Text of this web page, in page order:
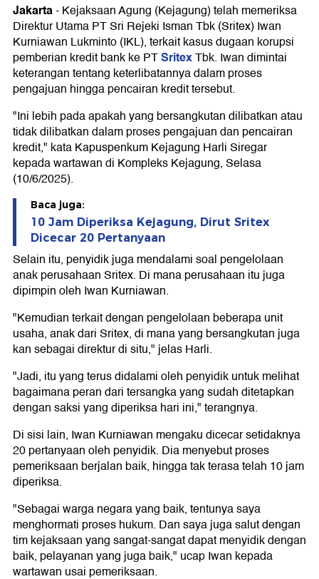
Jakarta-Kejaksaan Agung (Kejagung) telah memeriksa
Direktur Utama PT Sri Rejeki Isman Tbk (Sritex) Iwan
Kurniawan Lukminto (IKL), terkait kasus dugaan korupsi
pemberian kredit bank ke PTSritexTbk. Iwan dimintai
keterangan tentang keterlibatannya dalam proses
pengajuan hingga pencairan kredit tersebut.
"Ini lebih pada apakah yang bersangkutan dilibatkan atau
tidak dilibatkan dalam proses pengajuan dan pencairan
kredit," kata Kapuspenkum Kejagung Harli Siregar
kepada wartawan di Kompleks Kejagung, Selasa
(10/6/2025).
Baca juga:
10 Jam Diperiksa Kejagung, Dirut Sritex
Dicecar 20 Pertanyaan
Selain itu, penyidik juga mendalami soal pengelolaan
anak perusahaan Sritex. Di mana perusahaan itu juga
dipimpin oleh Iwan Kurniawan.
"Kemudian terkait dengan pengelolaan beberapa unit
usaha, anak dari Sritex, di mana yang bersangkutan juga
kan sebagai direktur di situ," jelas Harli.
"Jadi, itu yang terus didalami oleh penyidik untuk melihat
bagaimana peran dari tersangka yang sudah ditetapkan
dengan saksi yang diperiksa hari ini," terangnya.
Di sisi lain, Iwan Kurniawan mengaku dicecar setidaknya
20 pertanyaan oleh penyidik. Dia menyebut proses
pemeriksaan berjalan baik, hingga tak terasa telah 10 jam
diperiksa.
"Sebagai warga negara yang baik, tentunya saya
menghormati proses hukum. Dan saya juga salut dengan
tim kejaksaan yang sangat-sangat dapat menyidik dengan
baik, pelayanan yang juga baik," ucap Iwan kepada
wartawan usai pemeriksaan.